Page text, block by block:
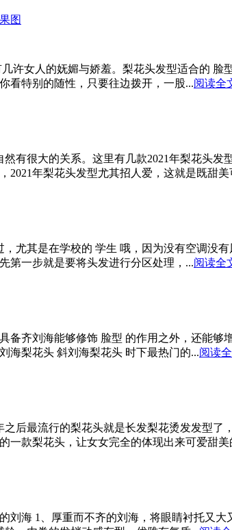
图
许女人的妩媚与娇羞。梨花头发型适合的
看特别的随性，只要往边拨开，一股...阅读全
有很大的关系。这里有几款2021年梨花头
2021年梨花头发型尤其招人爱，这就是既甜美
尤其是在学校的 学生 哦，因为没有空调没
第一步就是要将头发进行分区处理，...阅读全
备齐刘海能够修饰 脸型 的作用之外，还能
海梨花头 斜刘海梨花头 时下最热门的...阅读
后最流行的梨花头就是长发梨花烫发发型
一款梨花头，让女女完全的体现出来可爱甜美
刘海 1、厚重而不齐的刘海，将眼睛衬托又